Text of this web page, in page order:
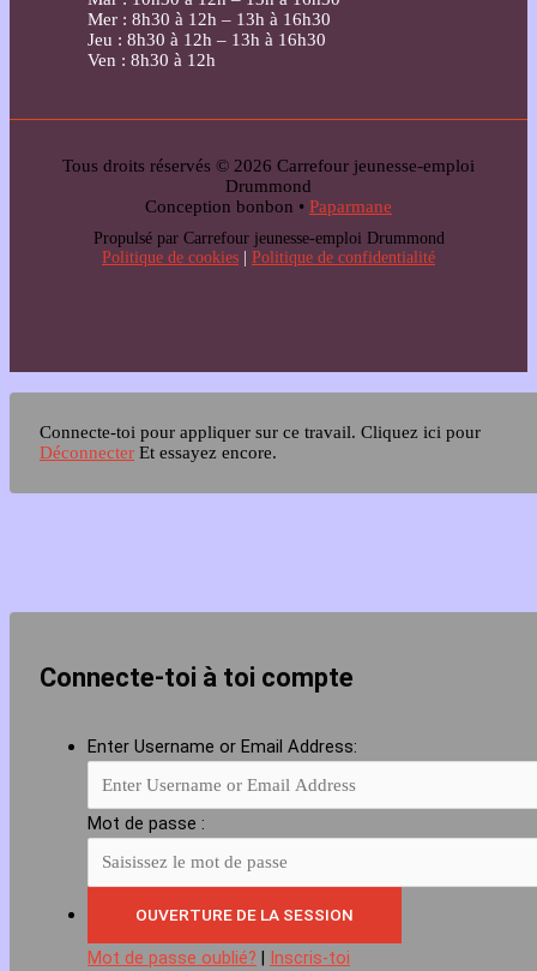
Mer : 8h30 à 12h – 13h à 16h30
Jeu : 8h30 à 12h – 13h à 16h30
Ven : 8h30 à 12h
Tous droits réservés © 2026 Carrefour jeunesse-emploi
Drummond
Conception bonbon • Paparmane
Propulsé par Carrefour jeunesse-emploi Drummond
Politique de cookies | Politique de confidentialité
Connecte-toi pour appliquer sur ce travail. Cliquez ici pour
Déconnecter Et essayez encore.
Connecte-toi à toi compte
Enter Username or Email Address:
Mot de passe :
Mot de passe oublié? Inscris-toi